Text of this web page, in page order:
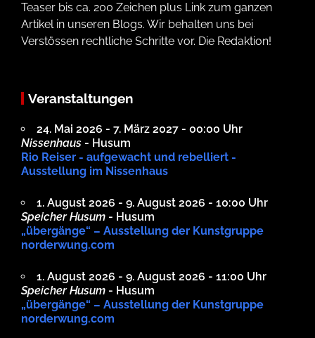
Teaser bis ca. 200 Zeichen plus Link zum ganzen
Artikel in unseren Blogs. Wir behalten uns bei
Verstössen rechtliche Schritte vor. Die Redaktion!
Veranstaltungen
24. Mai 2026 - 7. März 2027 - 00:00 Uhr
Nissenhaus - Husum
Rio Reiser - aufgewacht und rebelliert -
Ausstellung im Nissenhaus
1. August 2026 - 9. August 2026 - 10:00 Uhr
Speicher Husum - Husum
„übergänge“ – Ausstellung der Kunstgruppe
norderwung.com
1. August 2026 - 9. August 2026 - 11:00 Uhr
Speicher Husum - Husum
„übergänge“ – Ausstellung der Kunstgruppe
norderwung.com